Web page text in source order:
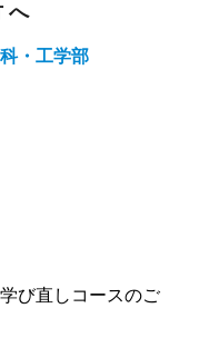
へ
・工学部
び直しコースのご